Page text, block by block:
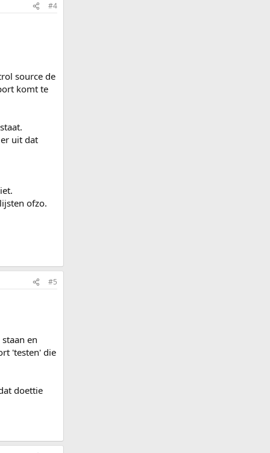
#4
source de
komt te
uit dat
ofzo.
#5
en
'testen' die
doettie